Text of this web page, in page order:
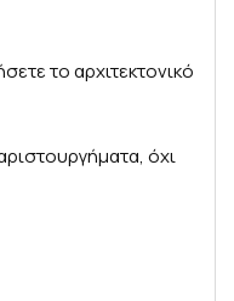
το αρχιτεκτονικό
όχι